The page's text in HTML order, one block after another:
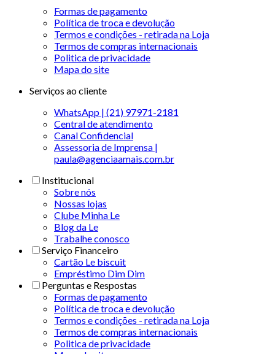
Formas de pagamento
Política de troca e devolução
Termos e condições - retirada na Loja
Termos de compras internacionais
Politica de privacidade
Mapa do site
Serviços ao cliente
WhatsApp | (21) 97971-2181
Central de atendimento
Canal Confidencial
Assessoria de Imprensa |
paula@agenciaamais.com.br
Institucional
Sobre nós
Nossas lojas
Clube Minha Le
Blog da Le
Trabalhe conosco
Serviço Financeiro
Cartão Le biscuit
Empréstimo Dim Dim
Perguntas e Respostas
Formas de pagamento
Política de troca e devolução
Termos e condições - retirada na Loja
Termos de compras internacionais
Politica de privacidade